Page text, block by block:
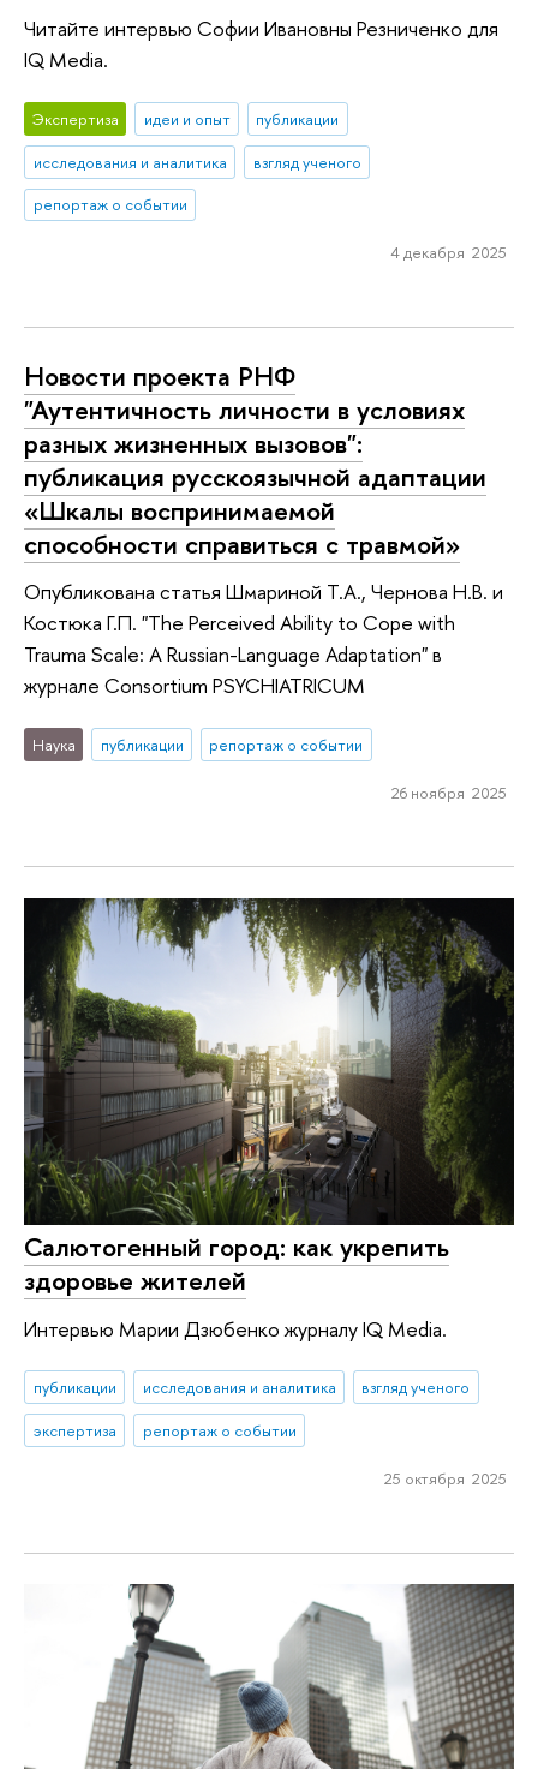
Читайте интервью Софии Ивановны Резниченко для
IQ Media.
Экспертиза идеи и опыт
публикации
исследования и аналитика
взгляд ученого
репортаж о событии
4 декабря 2025
Новости проекта РНФ
"Аутентичность личности в условиях
разных жизненных вызовов":
публикация русскоязычной адаптации
«Шкалы воспринимаемой
способности справиться с травмой»
Опубликована статья Шмариной Т.А., Чернова Н.В. и
Костюка Г.П. "The Perceived Ability to Cope with
Trauma Scale: A Russian-Language Adaptation" в
журнале Consortium PSYCHIATRICUM
Наука публикации репортаж о событии
26 ноября 2025
Салютогенный город: как укрепить
здоровье жителей
Интервью Марии Дзюбенко журналу IQ Media.
публикации исследования и аналитика
взгляд ученого
экспертиза
репортаж о событии
25 октября 2025